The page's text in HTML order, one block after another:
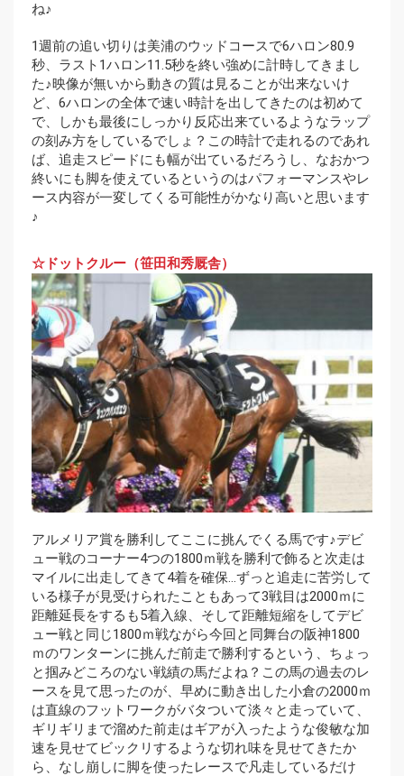
ね♪
1週前の追い切りは美浦のウッドコースで6ハロン80.9
秒、ラスト1ハロン11.5秒を終い強めに計時してきまし
た♪映像が無いから動きの質は見ることが出来ないけ
ど、6ハロンの全体で速い時計を出してきたのは初めて
で、しかも最後にしっかり反応出来ているようなラップ
の刻み方をしているでしょ？この時計で走れるのであれ
ば、追走スピードにも幅が出ているだろうし、なおかつ
終いにも脚を使えているというのはパフォーマンスやレ
ース内容が一変してくる可能性がかなり高いと思います
♪
☆ドットクルー（笹田和秀厩舎）
アルメリア賞を勝利してここに挑んでくる馬です♪デビ
ュー戦のコーナー4つの1800ｍ戦を勝利で飾ると次走は
マイルに出走してきて4着を確保…ずっと追走に苦労して
いる様子が見受けられたこともあって3戦目は2000ｍに
距離延長をするも5着入線、そして距離短縮をしてデビ
ュー戦と同じ1800ｍ戦ながら今回と同舞台の阪神1800
ｍのワンターンに挑んだ前走で勝利するという、ちょっ
と掴みどころのない戦績の馬だよね？この馬の過去のレ
ースを見て思ったのが、早めに動き出した小倉の2000ｍ
は直線のフットワークがバタついて淡々と走っていて、
ギリギリまで溜めた前走はギアが入ったような俊敏な加
速を見せてビックリするような切れ味を見せてきたか
ら、なし崩しに脚を使ったレースで凡走しているだけ